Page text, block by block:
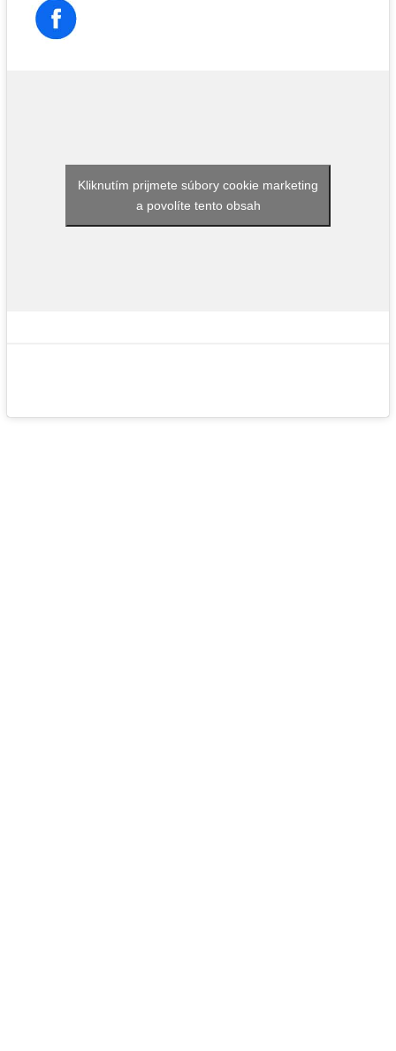
Kliknutím prijmete súbory cookie marketing
a povolíte tento obsah